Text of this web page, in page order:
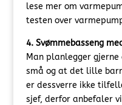
lese mer om
testen over
4. Svømmebasseng
Man planlegger
små og at det lille
er dessverre ikke
sjef, derfor anbefaler